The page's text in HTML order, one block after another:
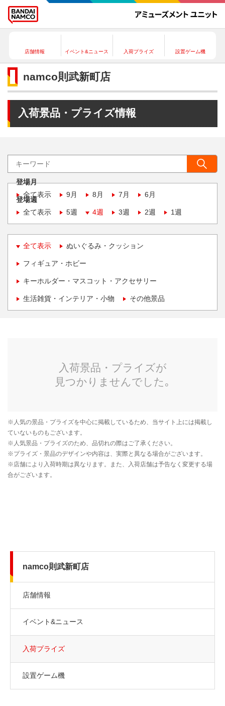
店舗情報 イベント&ニュース 入荷プライズ 設置ゲーム機
namco則武新町店
入荷景品・プライズ情報
登場月
全て表示
9月 8月 7月 6月
登場週
全て表示
5週 4週 3週 2週 1週
全て表示 ぬいぐるみ・クッション
フィギュア・ホビー
キーホルダー・マスコット・アクセサリー
生活雑貨・インテリア・小物 その他景品
namco則武新町店
店舗情報
イベント&ニュース
入荷プライズ
設置ゲーム機